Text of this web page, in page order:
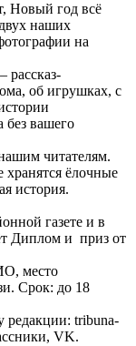
Новый год всё
наших
на
об игрушках, с
без вашего
читателям.
хранятся ёлочные
история.
газете и в
Диплом и приз от
место
Срок: до 18
редакции: tribuna-
VK.